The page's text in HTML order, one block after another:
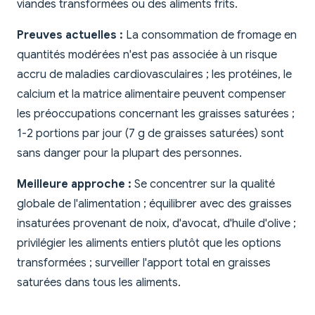
viandes transformées ou des aliments frits.
Preuves actuelles : La consommation de fromage en
quantités modérées n'est pas associée à un risque
accru de maladies cardiovasculaires ; les protéines, le
calcium et la matrice alimentaire peuvent compenser
les préoccupations concernant les graisses saturées ;
1-2 portions par jour (7 g de graisses saturées) sont
sans danger pour la plupart des personnes.
Meilleure approche : Se concentrer sur la qualité
globale de l'alimentation ; équilibrer avec des graisses
insaturées provenant de noix, d'avocat, d'huile d'olive ;
privilégier les aliments entiers plutôt que les options
transformées ; surveiller l'apport total en graisses
saturées dans tous les aliments.